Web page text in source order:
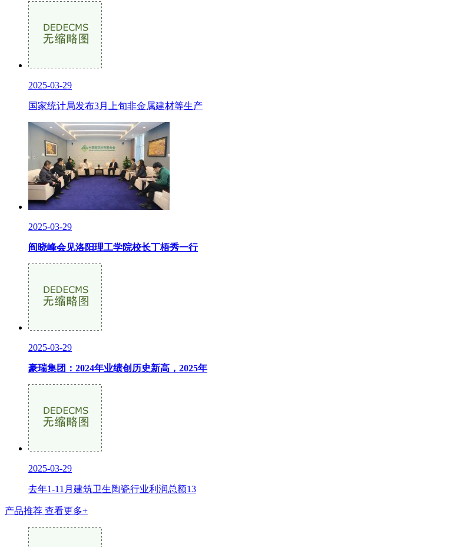
2025-03-29
国家统计局发布3月上旬非金属建材等生产
2025-03-29
阎晓峰会见洛阳理工学院校长丁梧秀一行
2025-03-29
豪瑞集团：2024年业绩创历史新高，2025年
2025-03-29
去年1-11月建筑卫生陶瓷行业利润总额13
产品推荐 查看更多+